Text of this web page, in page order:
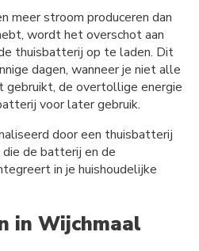
meer stroom produceren dan
wordt het overschot aan
thuisbatterij op te laden. Dit
dagen, wanneer je niet alle
gebruikt, de overtollige energie
voor later gebruik.
door een thuisbatterij
de batterij en de
in je huishoudelijke
in Wijchmaal